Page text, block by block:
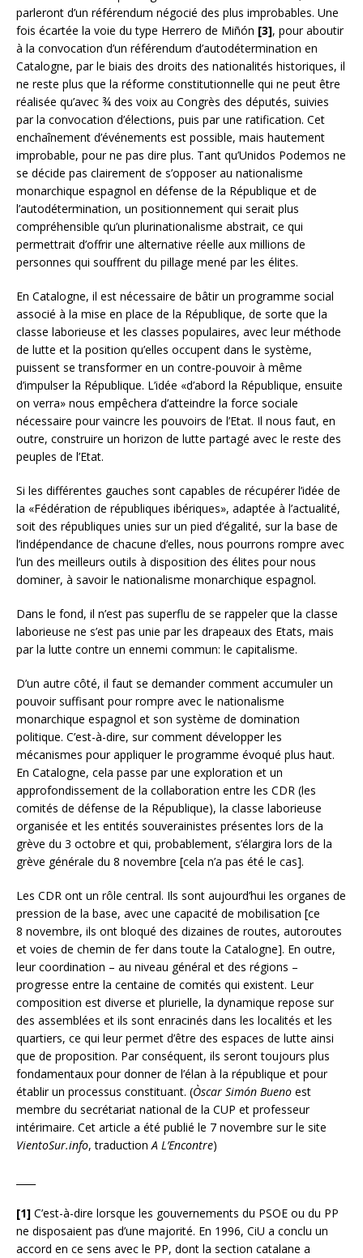
parleront d’un référendum négocié des plus improbables. Une
fois écartée la voie du type Herrero de Miñón [3], pour aboutir
à la convocation d’un référendum d’autodétermination en
Catalogne, par le biais des droits des nationalités historiques, il
ne reste plus que la réforme constitutionnelle qui ne peut être
réalisée qu’avec ¾ des voix au Congrès des députés, suivies
par la convocation d’élections, puis par une ratification. Cet
enchaînement d’événements est possible, mais hautement
improbable, pour ne pas dire plus. Tant qu’Unidos Podemos ne
se décide pas clairement de s’opposer au nationalisme
monarchique espagnol en défense de la République et de
l’autodétermination, un positionnement qui serait plus
compréhensible qu’un plurinationalisme abstrait, ce qui
permettrait d’offrir une alternative réelle aux millions de
personnes qui souffrent du pillage mené par les élites.
En Catalogne, il est nécessaire de bâtir un programme social
associé à la mise en place de la République, de sorte que la
classe laborieuse et les classes populaires, avec leur méthode
de lutte et la position qu’elles occupent dans le système,
puissent se transformer en un contre-pouvoir à même
d’impulser la République. L’idée «d’abord la République, ensuite
on verra» nous empêchera d’atteindre la force sociale
nécessaire pour vaincre les pouvoirs de l’Etat. Il nous faut, en
outre, construire un horizon de lutte partagé avec le reste des
peuples de l’Etat.
Si les différentes gauches sont capables de récupérer l’idée de
la «Fédération de républiques ibériques», adaptée à l’actualité,
soit des républiques unies sur un pied d’égalité, sur la base de
l’indépendance de chacune d’elles, nous pourrons rompre avec
l’un des meilleurs outils à disposition des élites pour nous
dominer, à savoir le nationalisme monarchique espagnol.
Dans le fond, il n’est pas superflu de se rappeler que la classe
laborieuse ne s’est pas unie par les drapeaux des Etats, mais
par la lutte contre un ennemi commun: le capitalisme.
D’un autre côté, il faut se demander comment accumuler un
pouvoir suffisant pour rompre avec le nationalisme
monarchique espagnol et son système de domination
politique. C’est-à-dire, sur comment développer les
mécanismes pour appliquer le programme évoqué plus haut.
En Catalogne, cela passe par une exploration et un
approfondissement de la collaboration entre les CDR (les
comités de défense de la République), la classe laborieuse
organisée et les entités souverainistes présentes lors de la
grève du 3 octobre et qui, probablement, s’élargira lors de la
grève générale du 8 novembre [cela n’a pas été le cas].
Les CDR ont un rôle central. Ils sont aujourd’hui les organes de
pression de la base, avec une capacité de mobilisation [ce
8 novembre, ils ont bloqué des dizaines de routes, autoroutes
et voies de chemin de fer dans toute la Catalogne]. En outre,
leur coordination – au niveau général et des régions –
progresse entre la centaine de comités qui existent. Leur
composition est diverse et plurielle, la dynamique repose sur
des assemblées et ils sont enracinés dans les localités et les
quartiers, ce qui leur permet d’être des espaces de lutte ainsi
que de proposition. Par conséquent, ils seront toujours plus
fondamentaux pour donner de l’élan à la république et pour
établir un processus constituant. (Òscar Simón Bueno est
membre du secrétariat national de la CUP et professeur
intérimaire. Cet article a été publié le 7 novembre sur le site
VientoSur.info, traductionA L’Encontre)
[1] C’est-à-dire lorsque les gouvernements du PSOE ou du PP
ne disposaient pas d’une majorité. En 1996, CiU a conclu un
accord en ce sens avec le PP, dont la section catalane a